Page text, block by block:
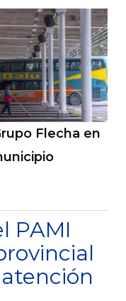
Flecha en
PAMI